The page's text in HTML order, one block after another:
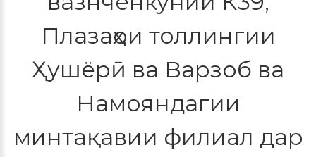
Плазаҳои толлингии
Ҳушёрӣ ва Варзоб ва
Намояндагии
минтақавии филиал дар